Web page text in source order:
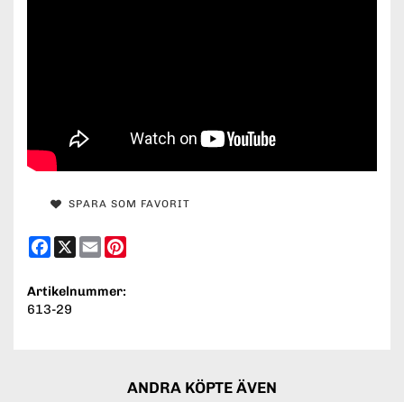
SPARA SOM FAVORIT
Facebook
X Email
Artikelnummer:
613-29
ANDRA KÖPTE ÄVEN